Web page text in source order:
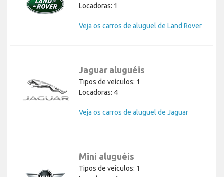
Locadoras: 1
Veja os carros de aluguel de Land Rover
Jaguar aluguéis
Tipos de veículos: 1
Locadoras: 4
Veja os carros de aluguel de Jaguar
Mini aluguéis
Tipos de veículos: 1